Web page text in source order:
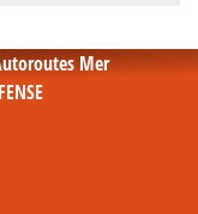
Mer